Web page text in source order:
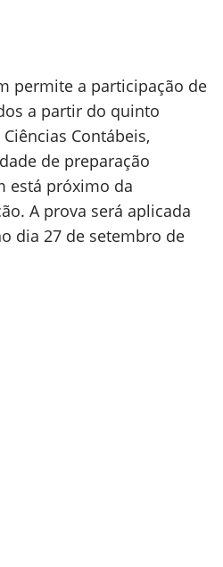
permite a participação de
a partir do quinto
Contábeis,
de preparação
está próximo da
A prova será aplicada
dia 27 de setembro de